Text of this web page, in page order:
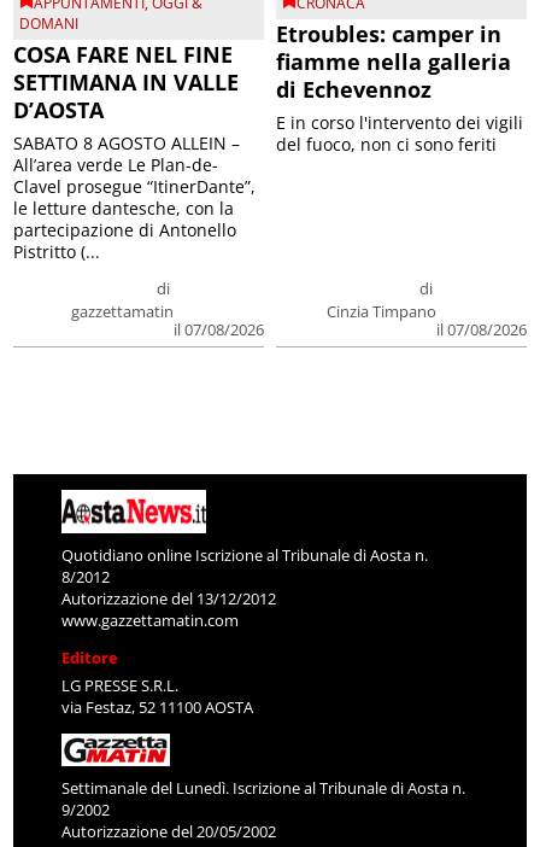
DOMANI
COSA FARE NEL FINE
SETTIMANA IN VALLE
D’AOSTA
di
gazzettamatin
il 07/08/2026
SABATO 8 AGOSTO ALLEIN –
All’area verde Le Plan-de-
Clavel prosegue “ItinerDante”,
le letture dantesche, con la
partecipazione di Antonello
Pistritto (...
Etroubles: camper in
fiamme nella galleria
di Echevennoz
di
Cinzia Timpano
il 07/08/2026
E in corso l'intervento dei vigili
del fuoco, non ci sono feriti
Quotidiano online Iscrizione al Tribunale di Aosta n.
8/2012
Autorizzazione del 13/12/2012
www.gazzettamatin.com
Editore
LG PRESSE S.R.L.
via Festaz, 52 11100 AOSTA
Settimanale del Lunedì. Iscrizione al Tribunale di Aosta n.
9/2002
Autorizzazione del 20/05/2002